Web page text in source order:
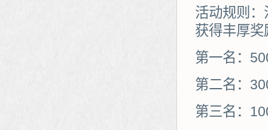
活动规则
获得丰厚
第一名：
第二名：
第三名：